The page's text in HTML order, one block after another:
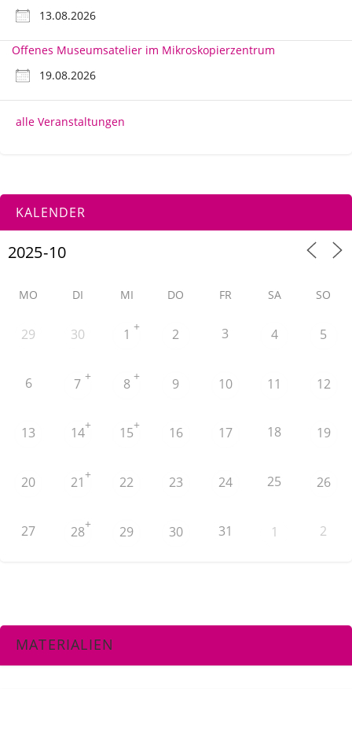
13.08.2026
Offenes Museumsatelier im Mikroskopierzentrum
19.08.2026
alle Veranstaltungen
KALENDER
MO DI MI DO FR SA SO
29 30 1 + 2 3 4 5
6 7 + 8 + 9 10 11 12
13 14+ 15+ 16 17 18 19
20 21+ 22 23 24 25 26
27 28+ 29 30 31 1 2
MATERIALIEN